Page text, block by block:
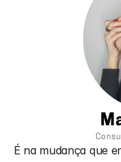
É na mudança que